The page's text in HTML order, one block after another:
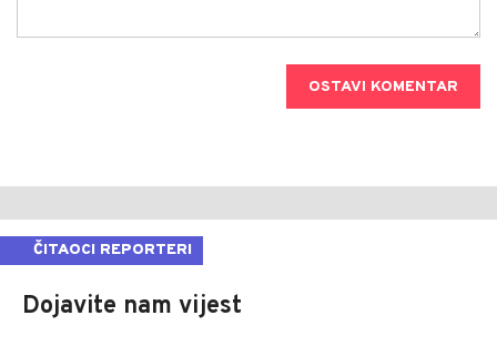
OSTAVI KOMENTAR
ČITAOCI REPORTERI
Dojavite nam vijest